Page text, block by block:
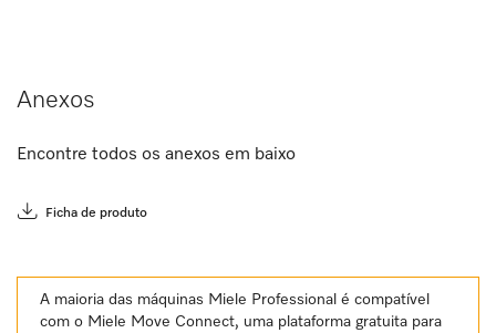
Anexos
Encontre todos os anexos em baixo
Ficha de produto
A maioria das máquinas Miele Professional é compatível
com o Miele Move Connect, uma plataforma gratuita para